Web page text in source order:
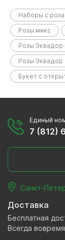
Наборы с
Розы микс
Розы Эквадор
Розы Эквадор
Букет с
Единый
7 (812)
Санкт-
Доставка
Бесплатная
Всегда вовремя